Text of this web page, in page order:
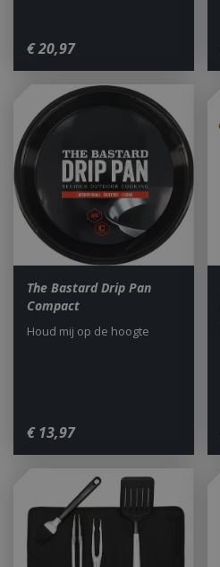
€20,97
The Bastard Drip Pan
Compact
€ 13,97
Houd mij op de hoogte